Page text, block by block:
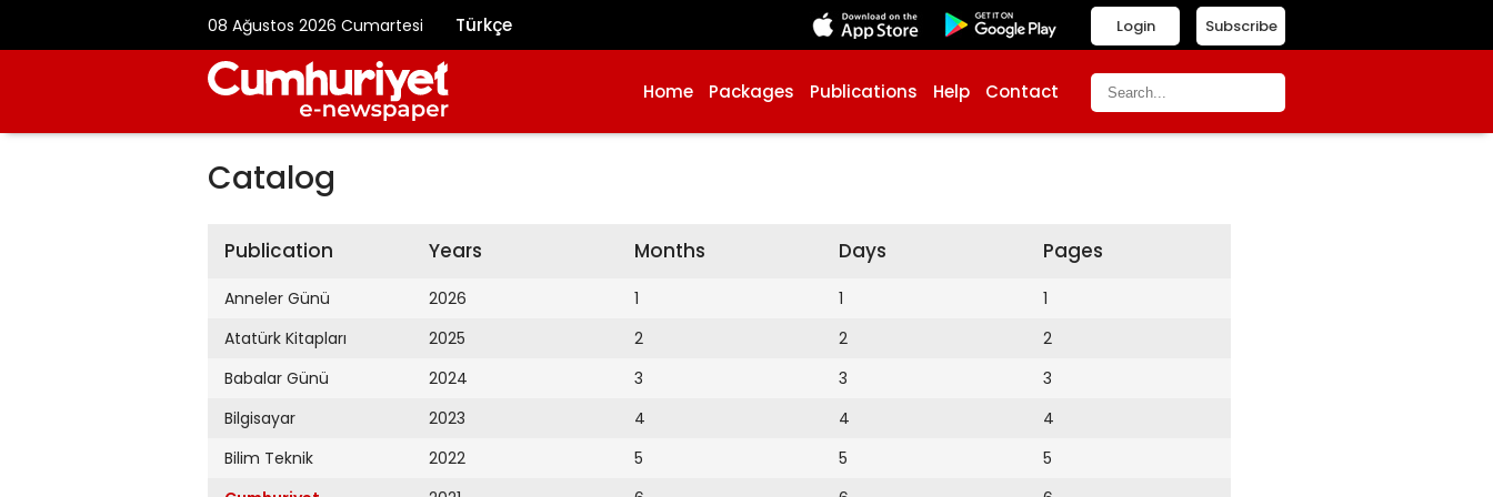
08 Ağustos 2026 Cumartesi Türkçe Subscribe
Login
Home Packages Publications Help Contact
Catalog
Publication
Anneler Günü
Atatürk Kitapları
Babalar Günü
Bilgisayar
Bilim Teknik
Years
2026
2025
2024
2023
2022
Months
1
2
3
4
5
Days
1
2
3
4
5
Pages
1
2
3
4
5